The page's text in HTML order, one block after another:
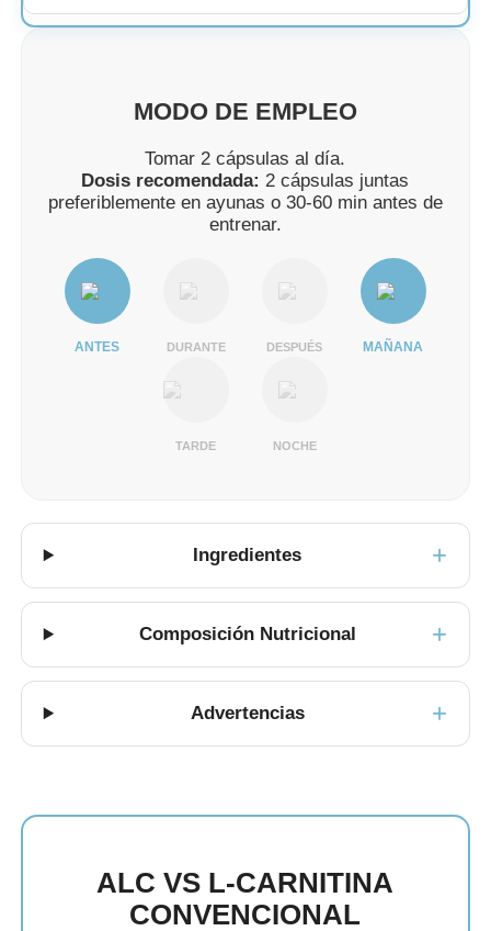
MODO DE EMPLEO
Tomar 2 cápsulas al día.
Dosis recomendada: 2 cápsulas juntas
preferiblemente en ayunas o 30-60 min antes de
entrenar.
ANTES DURANTE DESPUÉS MAÑANA
TARDE NOCHE
Ingredientes
Composición Nutricional
Advertencias
ALC VS L-CARNITINA
CONVENCIONAL